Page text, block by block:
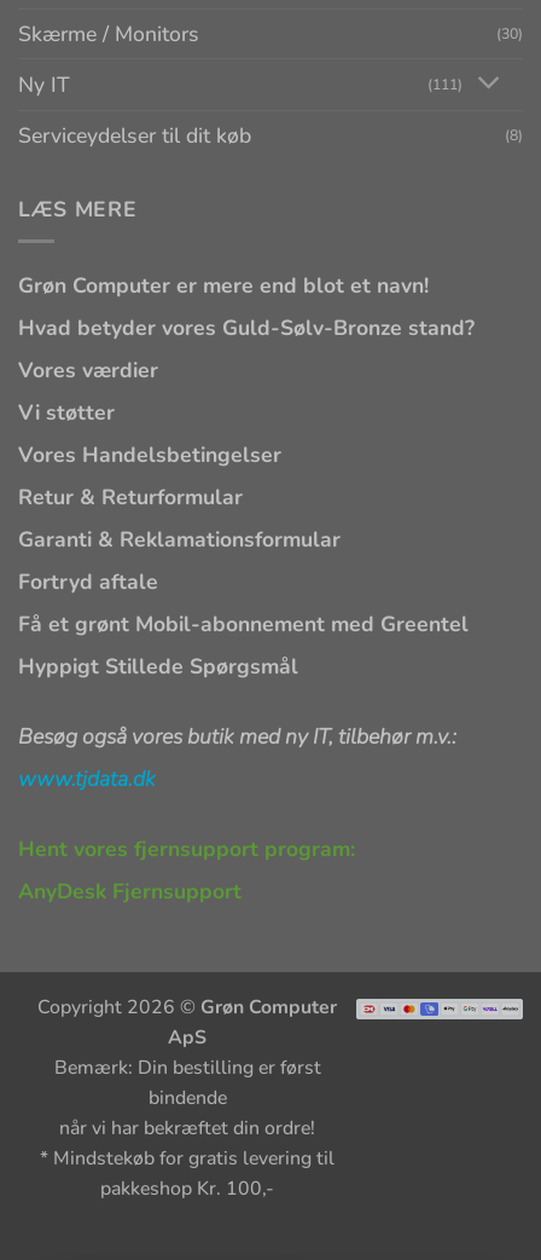
Skærme / Monitors (30)
Ny IT (111)
Serviceydelser til dit køb (8)
LÆS MERE
Grøn Computer er mere end blot et navn!
Hvad betyder vores Guld-Sølv-Bronze stand?
Vores værdier
Vi støtter
Vores Handelsbetingelser
Retur & Returformular
Garanti & Reklamationsformular
Fortryd aftale
Få et grønt Mobil-abonnement med Greentel
Hyppigt Stillede Spørgsmål
Besøg også vores butik med ny IT, tilbehør m.v.:
www.tjdata.dk
Hent vores fjernsupport program:
AnyDesk Fjernsupport
Copyright 2026 © Grøn Computer
ApS
Bemærk: Din bestilling er først
bindende
når vi har bekræftet din ordre!
* Mindstekøb for gratis levering til
pakkeshop Kr. 100,-